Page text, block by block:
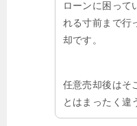
ローンに困って
れる寸前まで行
却です。
任意売却後はそ
とはまったく違